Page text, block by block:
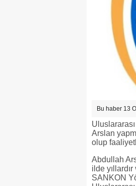
Bu haber 13
Arslan
olup
Abdullah
ilde
SANKON